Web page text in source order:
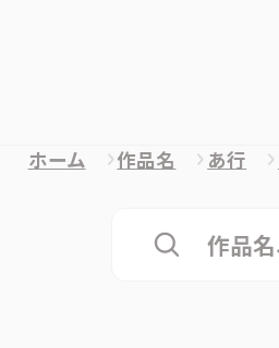
ホーム 作品名 あ行